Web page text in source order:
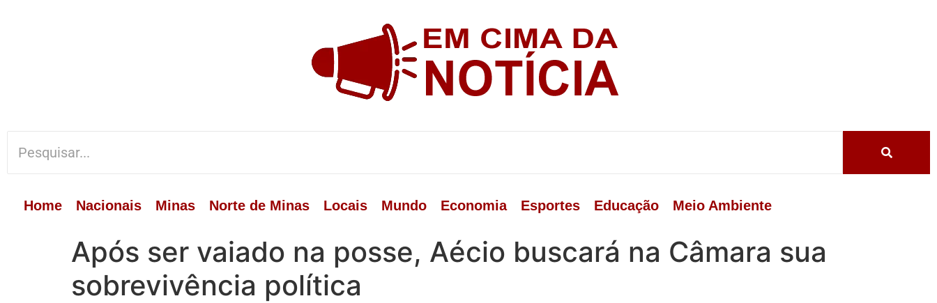
Home Nacionais Minas Norte de Minas Locais Mundo Economia Esportes Educação Meio Ambiente
Após ser vaiado na posse, Aécio buscará na Câmara sua
sobrevivência política